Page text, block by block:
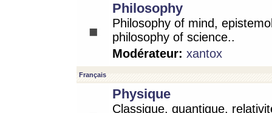
Philosophy
Philosophy of mind,
philosophy of science..
Modérateur: xantox
Français
Physique
Classique, quantique,